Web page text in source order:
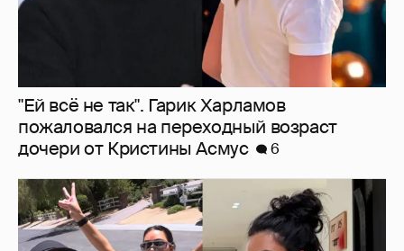
"Ей всё не так". Гарик Харламов
пожаловался на переходный возраст
дочери от Кристины Асмус
6